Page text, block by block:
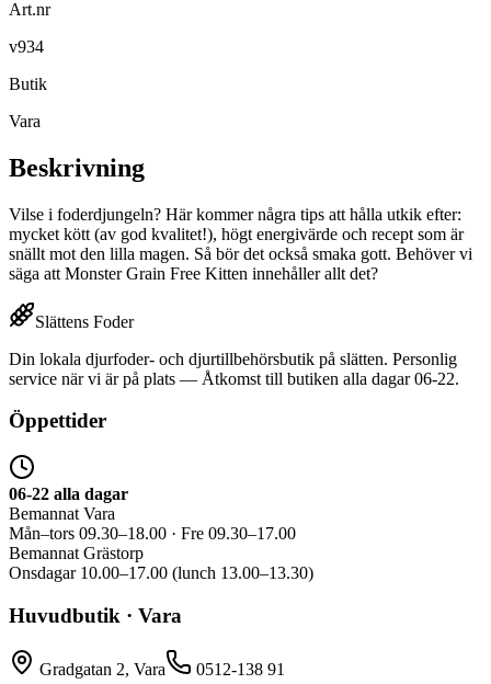
Art.nr
v934
Butik
Vara
Beskrivning
Vilse i foderdjungeln? Här kommer några tips att hålla utkik efter:
mycket kött (av god kvalitet!), högt energivärde och recept som är
snällt mot den lilla magen. Så bör det också smaka gott. Behöver vi
säga att Monster Grain Free Kitten innehåller allt det?
Slättens Foder
Din lokala djurfoder- och djurtillbehörsbutik på slätten. Personlig
service när vi är på plats — Åtkomst till butiken alla dagar 06-22.
Öppettider
06-22 alla dagar
Bemannat Vara
Mån–tors 09.30–18.00 · Fre 09.30–17.00
Bemannat Grästorp
Onsdagar 10.00–17.00 (lunch 13.00–13.30)
Huvudbutik · Vara
Gradgatan 2, Vara 0512-138 91